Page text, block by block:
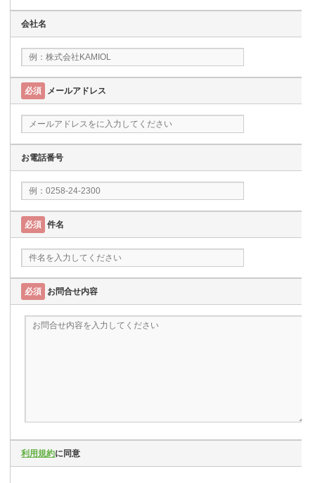
会社名
必須 メールアドレス
お電話番号
必須 件名
必須 お問合せ内容
利用規約に同意